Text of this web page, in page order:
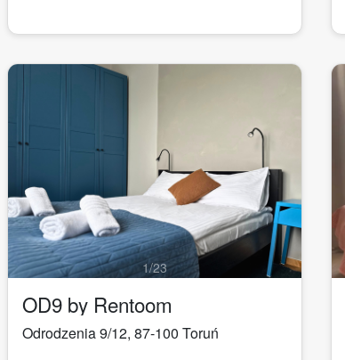
1/23
OD9 by Rentoom
Odrodzenia 9/12, 87-100 Toruń